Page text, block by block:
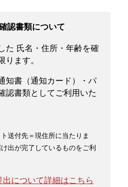
認書類について
た 氏名・住所・年齢を確
ります。
知書（通知カード）・パ
認書類としてご利用いた
送付先＝現住所に当たりま
出が完了しているものをご利
について詳細はこちら